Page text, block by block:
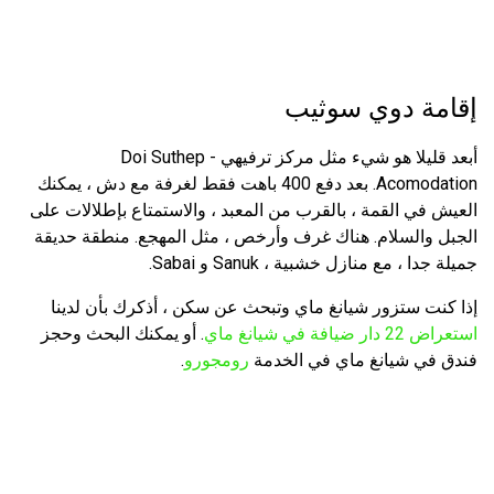
إقامة دوي سوثيب
أبعد قليلا هو شيء مثل مركز ترفيهي - Doi Suthep
Acomodation. بعد دفع 400 باهت فقط لغرفة مع دش ، يمكنك
العيش في القمة ، بالقرب من المعبد ، والاستمتاع بإطلالات على
الجبل والسلام. هناك غرف وأرخص ، مثل المهجع. منطقة حديقة
جميلة جدا ، مع منازل خشبية ، Sanuk و Sabai.
إذا كنت ستزور شيانغ ماي وتبحث عن سكن ، أذكرك بأن لدينا
استعراض 22 دار ضيافة في شيانغ ماي
. أو يمكنك البحث وحجز
فندق في شيانغ ماي في الخدمة رومجورو.